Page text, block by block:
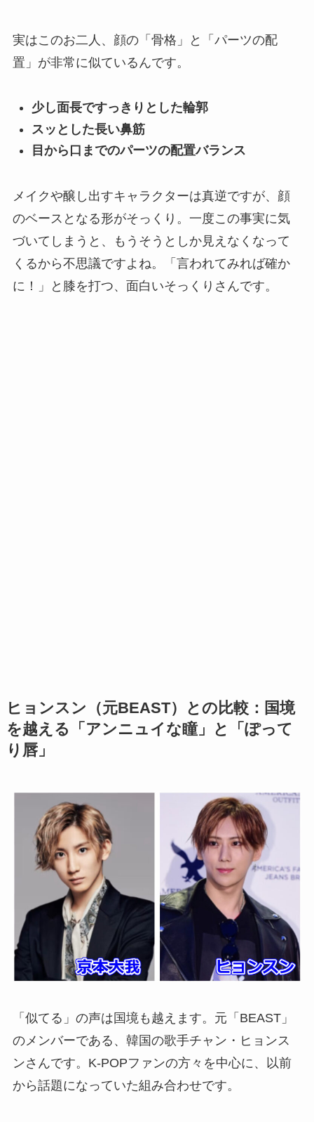
実はこのお二人、顔の「骨格」と「パーツの配
置」が非常に似ているんです。
少し面長ですっきりとした輪郭
スッとした長い鼻筋
目から口までのパーツの配置バランス
メイクや醸し出すキャラクターは真逆ですが、顔
のベースとなる形がそっくり。一度この事実に気
づいてしまうと、もうそうとしか見えなくなって
くるから不思議ですよね。「言われてみれば確か
に！」と膝を打つ、面白いそっくりさんです。
ヒョンスン（元BEAST）との比較：国境
を越える「アンニュイな瞳」と「ぽって
り唇」
「似てる」の声は国境も越えます。元「BEAST」
のメンバーである、韓国の歌手チャン・ヒョンス
ンさんです。K-POPファンの方々を中心に、以前
から話題になっていた組み合わせです。